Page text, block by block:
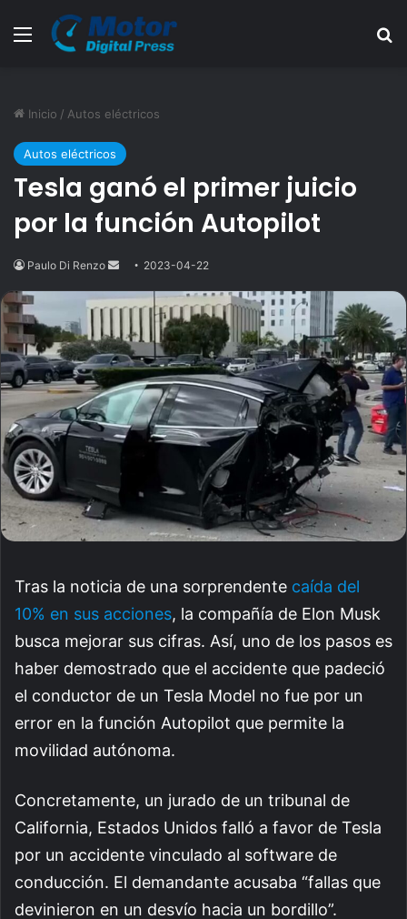
Menú
Inicio / Autos eléctricos
Autos eléctricos
Tesla ganó el primer juicio
por la función Autopilot
Paulo Di Renzo
Send
email
2023-04-22
Tras la noticia de una sorprendente caída del
10% en sus acciones, la compañía de Elon Musk
busca mejorar sus cifras. Así, uno de los pasos es
haber demostrado que el accidente que padeció
el conductor de un Tesla Model no fue por un
error en la función Autopilot que permite la
movilidad autónoma.
Concretamente, un jurado de un tribunal de
California, Estados Unidos falló a favor de Tesla
por un accidente vinculado al software de
conducción. El demandante acusaba “fallas que
devinieron en un desvío hacia un bordillo”.